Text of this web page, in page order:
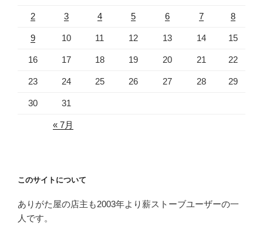
2 3 4 5 6 7 8
9 10 11 12 13 14 15
16 17 18 19 20 21 22
23 24 25 26 27 28 29
30 31
« 7月
このサイトについて
ありがた屋の店主も2003年より薪ストーブユーザーの一
人です。